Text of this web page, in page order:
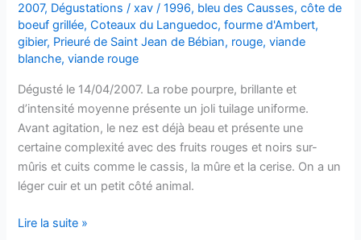
2007, Dégustations /xav/1996, bleu des Causses,côte de
boeuf grillée,Coteaux du Languedoc,fourme d'Ambert,
gibier, Prieuré de Saint Jean de Bébian, rouge,viande
blanche,viande rouge
Dégusté le 14/04/2007. La robe pourpre, brillante et
d’intensité moyenne présente un joli tuilage uniforme.
Avant agitation, le nez est déjà beau et présente une
certaine complexité avec des fruits rouges et noirs sur-
mûris et cuits comme le cassis, la mûre et la cerise. On a un
léger cuir et un petit côté animal.
Coteaux
Lire la suite »